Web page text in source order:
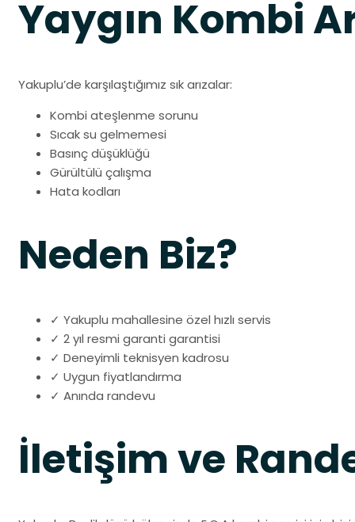
Yaygın Kombi
Yakuplu’de karşılaştığımız sık arızalar:
Kombi ateşlenme sorunu
Sıcak su gelmemesi
Basınç düşüklüğü
Gürültülü çalışma
Hata kodları
Neden Biz?
✓ Yakuplu mahallesine özel hızlı servis
✓ 2 yıl resmi garanti garantisi
✓ Deneyimli teknisyen kadrosu
✓ Uygun fiyatlandırma
✓ Anında randevu
İletişim ve